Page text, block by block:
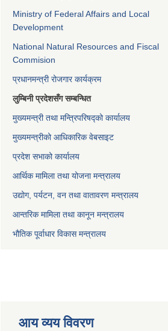
Ministry of Federal Affairs and Local
Development
National Natural Resources and Fiscal
Commision
प्रधानमन्त्री रोजगार कार्यक्रम
लुम्बिनी प्रदेशसँग सम्बन्धित
मुख्यमन्त्री तथा मन्त्रिपरिषद्को कार्यालय
मुख्यमन्त्रीको आधिकारिक वेबसाइट
प्रदेश सभाको कार्यालय
आर्थिक मामिला तथा योजना मन्त्रालय
उद्योग, पर्यटन, वन तथा वातावरण मन्त्रालय
आन्तरिक मामिला तथा कानून मन्त्रालय
भौतिक पूर्वाधार विकास मन्त्रालय
आय व्यय विवरण